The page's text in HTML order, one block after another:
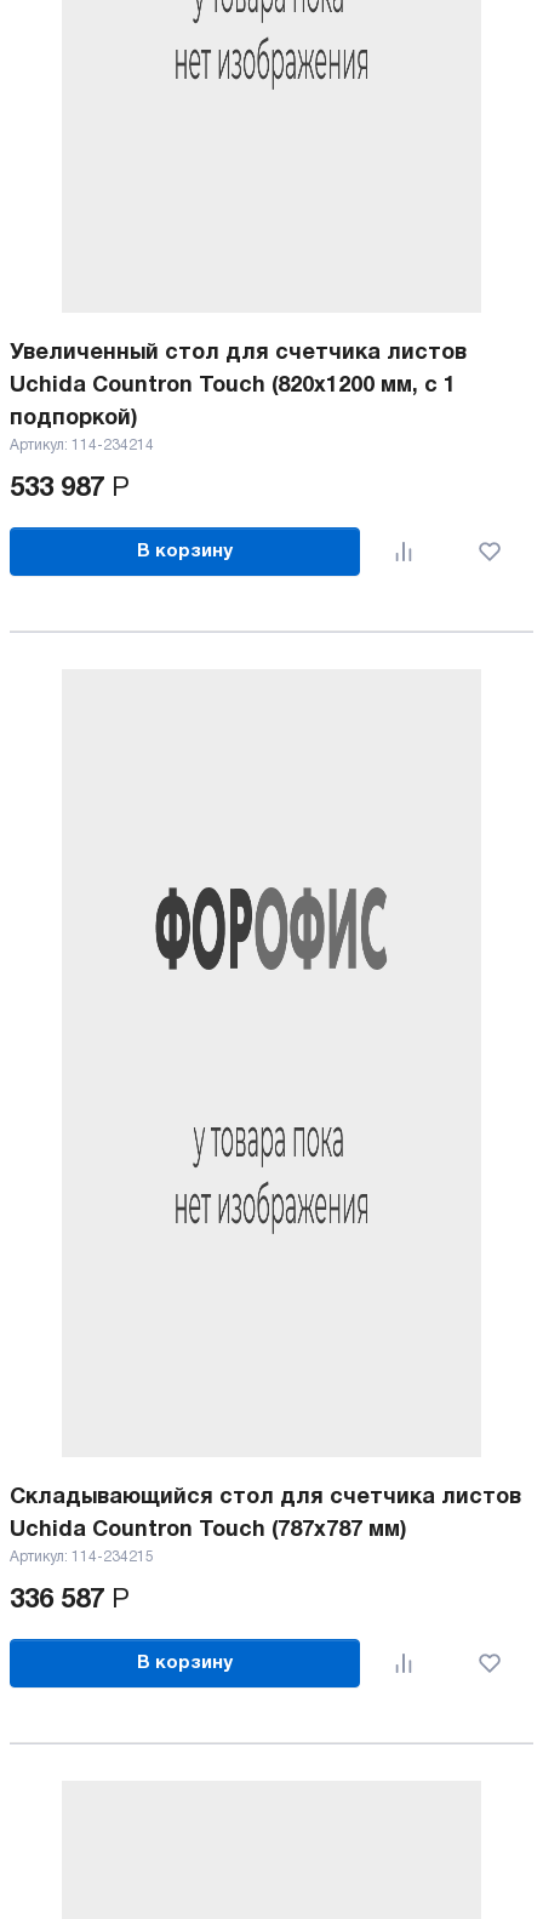
Увеличенный стол для счетчика листов
Uchida Countron Touch (820x1200 мм, с 1
подпоркой)
Артикул: 114-234214
533 987 Р
В корзину
Складывающийся стол для счетчика листов
Uchida Countron Touch (787x787 мм)
Артикул: 114-234215
336 587 Р
В корзину